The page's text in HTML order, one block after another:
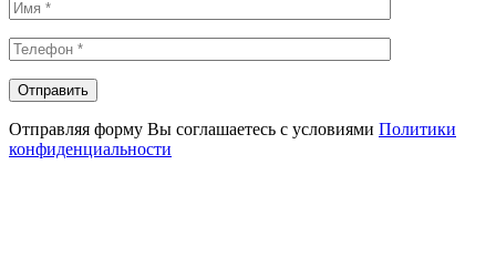
Отправляя форму Вы соглашаетесь с условиями Политики
конфиденциальности